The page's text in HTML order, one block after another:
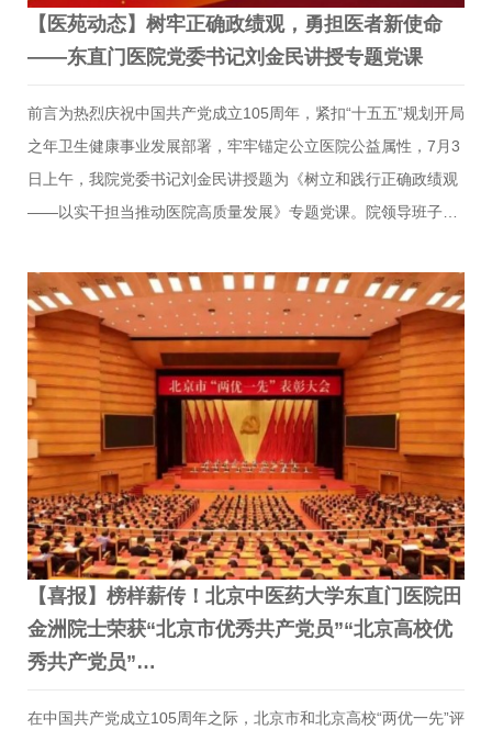
【医苑动态】树牢正确政绩观，勇担医者新使命
——东直门医院党委书记刘金民讲授专题党课
前言为热烈庆祝中国共产党成立105周年，紧扣“十五五”规划开局
之年卫生健康事业发展部署，牢牢锚定公立医院公益属性，7月3
日上午，我院党委书记刘金民讲授题为《树立和践行正确政绩观
——以实干担当推动医院高质量发展》专题党课。院领导班子、
同步学习。专题党课本次专题党课立足新时代卫生健康工作总要
求，紧扣公立医院公益使命与中医药传承发展核心任务，围绕三
大核心维度展开系统阐释，兼具理论深度与医院实操指导性。
1、深刻领会树立正确政绩观的时代价值与核心意义刘金民书记
指出，公立医院是守护人民群众生命健康的主阵地，肩负着中医
药传承创新、防病治病、保障民生健康的重大职责。当前医院正
处在高质量提质增效的关键攻坚期，唯有牢固树立正确政绩观，
才能有效防…
【喜报】榜样薪传！北京中医药大学东直门医院田
金洲院士荣获“北京市优秀共产党员”“北京高校优
秀共产党员”…
在中国共产党成立105周年之际，北京市和北京高校“两优一先”评